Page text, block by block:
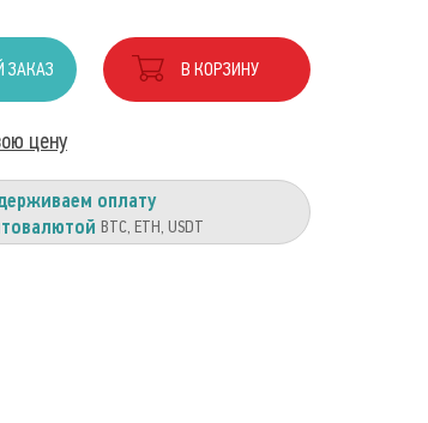
ЗАКАЗ В КОРЗИНУ
цену
оплату
BTC, ETH, USDT